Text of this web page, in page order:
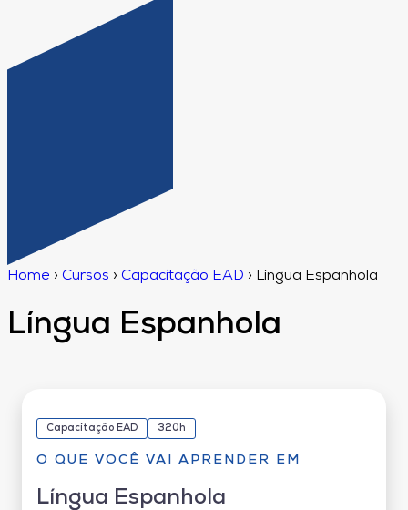
Home › Cursos › Capacitação EAD › Língua Espanhola
Língua Espanhola
Capacitação EAD 320h
O QUE VOCÊ VAI APRENDER EM
Língua Espanhola